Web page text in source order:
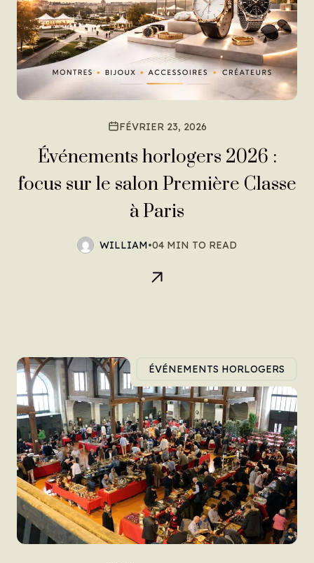
FÉVRIER 23, 2026
Événements horlogers 2026 :
focus sur le salon Première Classe
à Paris
WILLIAM•04 MIN TO READ
ÉVÉNEMENTS HORLOGERS